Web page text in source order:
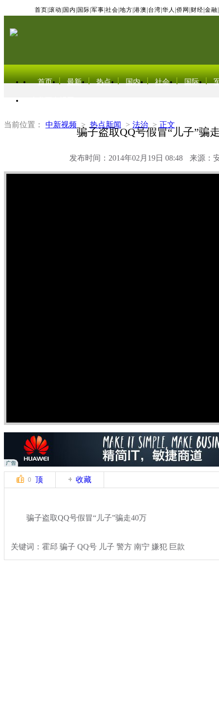
首页 滚动 国内 国际 军事 社会 地方 港澳 台湾 华人 侨网 财经 金融
首页 最新 热点 国内 社会 国际
当前位置： 中新视频 > 热点新闻 > 法治 > 正文
骗子盗取QQ号假冒“儿子”骗
发布时间：2014年02月19日 08:48 来源：
0 顶 收藏
骗子盗取QQ号假冒“儿子”骗走40万
关键词：霍邱 骗子 QQ号 儿子 警方 南宁 嫌犯 巨款